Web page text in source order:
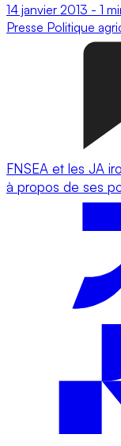
14 janvier 2013 - 1
Presse Politique
FNSEA et les JA
à propos de ses